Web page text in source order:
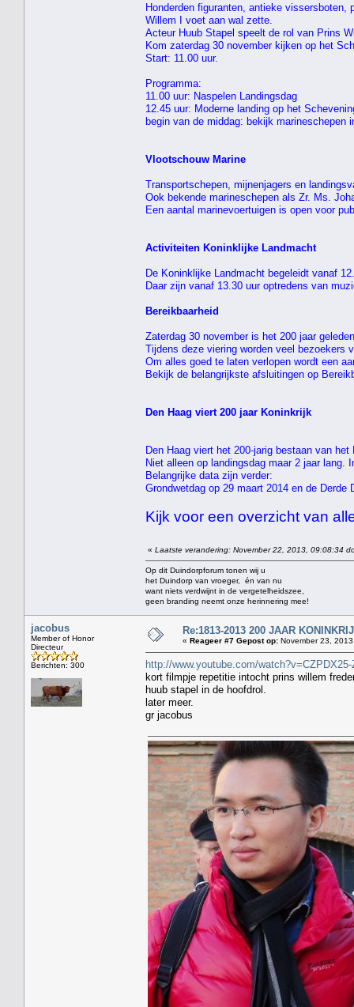
Honderden figuranten, antieke vissersboten,
Willem I voet aan wal zette.
Acteur Huub Stapel speelt de rol van Prins
Kom zaterdag 30 november kijken op het
Start: 11.00 uur.
Programma:
11.00 uur: Naspelen Landingsdag
12.45 uur: Moderne landing op het
begin van de middag: bekijk marineschepen
Vlootschouw Marine
Transportschepen, mijnenjagers en
Ook bekende marineschepen als Zr. Ms.
Een aantal marinevoertuigen is open voor
Activiteiten Koninklijke Landmacht
De Koninklijke Landmacht begeleidt vanaf
Daar zijn vanaf 13.30 uur optredens van
Bereikbaarheid
Zaterdag 30 november is het 200 jaar
Tijdens deze viering worden veel bezoekers
Om alles goed te laten verlopen wordt een
Bekijk de belangrijkste afsluitingen op
Den Haag viert 200 jaar Koninkrijk
Den Haag viert het 200-jarig bestaan van
Niet alleen op landingsdag maar 2 jaar
Belangrijke data zijn verder:
Grondwetdag op 29 maart 2014 en de Derde
Kijk voor een overzicht van
« Laatste verandering: November 22, 2013, 09:08:34
Op dit Duindorpforum tonen wij u
het Duindorp van vroeger, én van nu
want niets verdwijnt in de vergetelheidszee,
geen branding neemt onze herinnering mee!
jacobus
Member of Honor
Directeur
Berichten: 300
Re:1813-2013 200 JAAR
« Reageer #7 Gepost op: November 23,
http://www.youtube.com/watch?v=CZPDX25-
kort filmpje repetitie intocht prins willem
huub stapel in de hoofdrol.
later meer.
gr jacobus